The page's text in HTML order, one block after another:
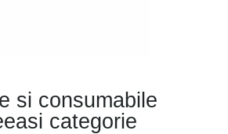
si consumabile
categorie